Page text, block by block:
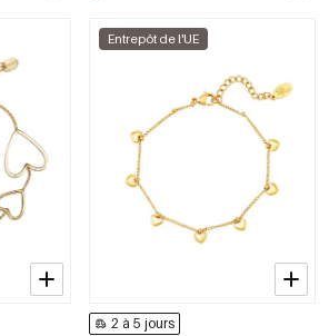
Entrepôt de l'UE
2 à 5 jours